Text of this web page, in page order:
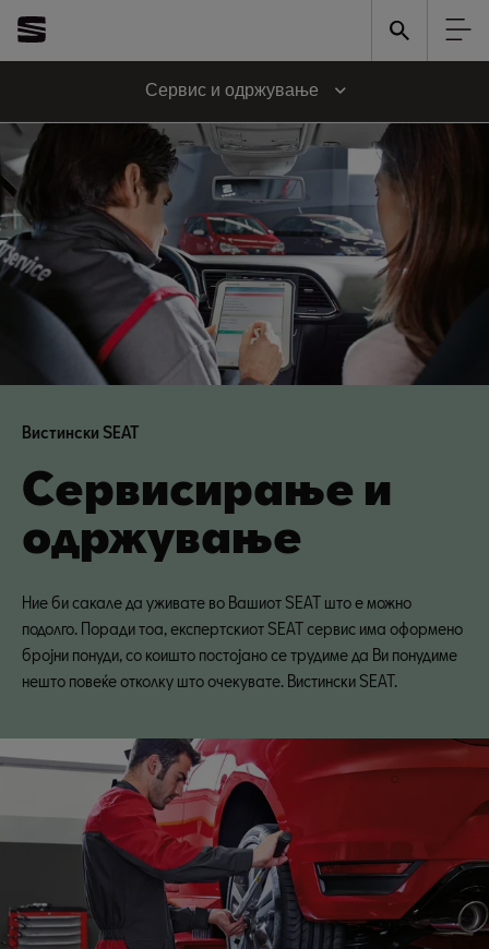
Сервис и одржување
Вистински SEAT
Сервисирање и
одржување
Ние би сакале да уживате во Вашиот SEAT што е можно
подолго. Поради тоа, експертскиот SEAT сервис има оформено
бројни понуди, со коишто постојано се трудиме да Ви понудиме
нешто повеќе отколку што очекувате. Вистински SEAT.